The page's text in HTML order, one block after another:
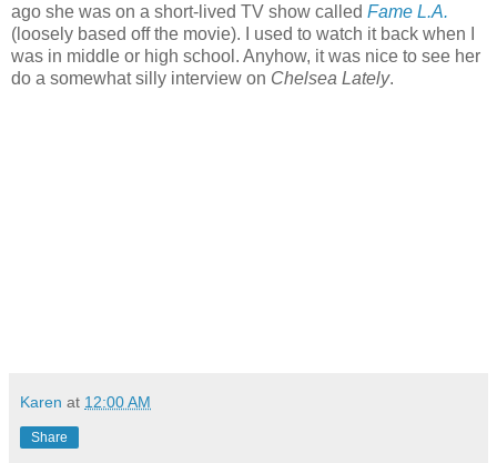
ago she was on a short-lived TV show called Fame L.A.
(loosely based off the movie). I used to watch it back when I
was in middle or high school. Anyhow, it was nice to see her
do a somewhat silly interview on Chelsea Lately.
Karen at 12:00 AM
Share